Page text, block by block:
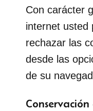
Con carácter
internet usted
rechazar las
desde las
de su